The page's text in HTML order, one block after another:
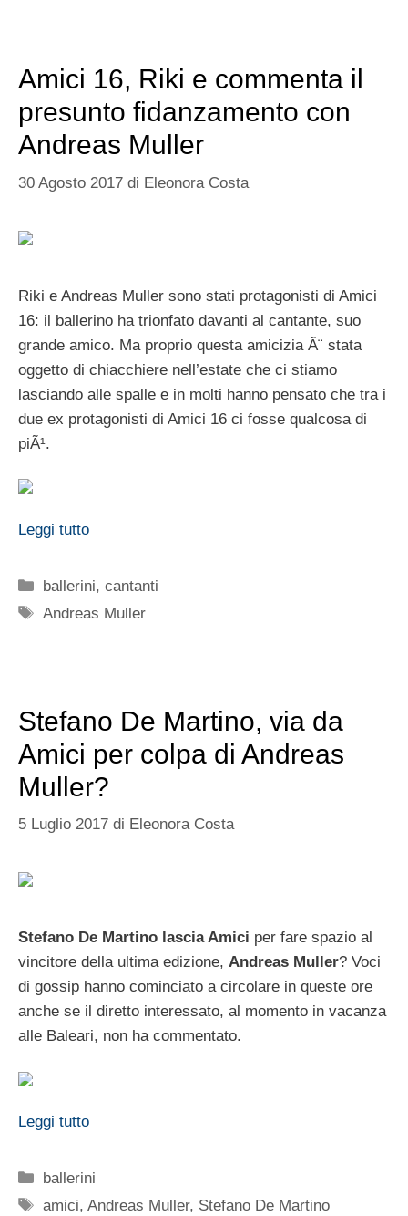
Amici 16, Riki e commenta il
presunto fidanzamento con
Andreas Muller
30 Agosto 2017 di Eleonora Costa
Riki e Andreas Muller sono stati protagonisti di Amici
16: il ballerino ha trionfato davanti al cantante, suo
grande amico. Ma proprio questa amicizia Ã¨ stata
oggetto di chiacchiere nell’estate che ci stiamo
lasciando alle spalle e in molti hanno pensato che tra i
due ex protagonisti di Amici 16 ci fosse qualcosa di
piÃ¹.
Leggi tutto
Categorie
ballerini,cantanti
Tag
Andreas Muller
Stefano De Martino, via da
Amici per colpa di Andreas
Muller?
5 Luglio 2017 di Eleonora Costa
Stefano De Martino lascia Amici per fare spazio al
vincitore della ultima edizione, Andreas Muller? Voci
di gossip hanno cominciato a circolare in queste ore
anche se il diretto interessato, al momento in vacanza
alle Baleari, non ha commentato.
Leggi tutto
Categorie
ballerini
Tag
amici,Andreas Muller, Stefano De Martino